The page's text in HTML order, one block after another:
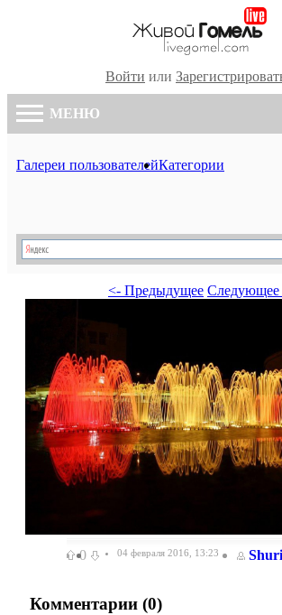
Войти или
МЕНЮ
Галереи пользователейКатегории
<- Предыдущее Следующее
0 04 февраля 2016, 13:23
Комментарии (0)